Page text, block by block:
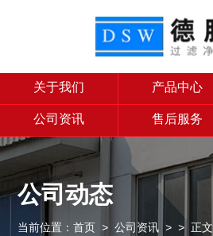
关于我们 产品中心
公司资讯 售后服务
公司动态
当前位置：首页 >公司资讯 >> 正文